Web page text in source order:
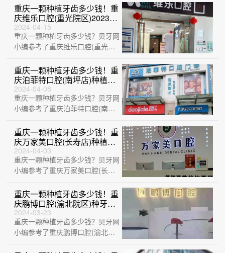
庆青明英···
重庆一颗种植牙齿多少钱！重
庆维乐口腔(重光院区)2023全
新种牙价目表，国产大清西格
种植牙：2881元起/颗！
2024-04-15
重庆一颗种植牙齿多少钱？贝牙网
小编参考了重庆维乐口腔(重光院
庆华美华美···
重庆一颗种植牙齿多少钱！重
庆泊菲特口腔(南坪店)种植牙
收费表公布，国产中国安联种
植牙价格：2841元起/颗！
2024-04-08
重庆一颗种植牙齿多少钱？贝牙网
小编参考了重庆泊菲特口腔(南坪
重庆牙博士···
重庆一颗种植牙齿多少钱！重
庆万家美口腔(长寿店)种植牙
价目表已更新，德国贝格
bego种植体：5368元起/颗！
2024-04-03
重庆一颗种植牙齿多少钱？贝牙网
小编参考了重庆万家美口腔(长寿
好医院(口···
重庆一颗种植牙齿多少钱！重
庆鹏博口腔(渝北院区)种牙价
格表（今日更新/实时），德
国Camlog种植体：6720元起/
颗！
2024-03-23
重庆一颗种植牙齿多少钱？贝牙网
小编参考了重庆鹏博口腔(渝北院